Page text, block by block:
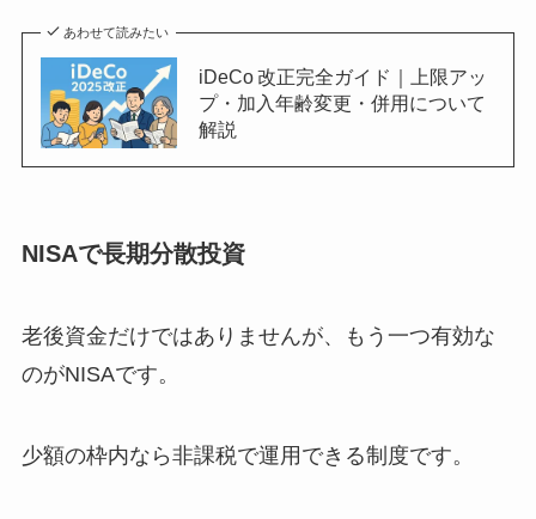
あわせて読みたい
iDeCo 改正完全ガイド｜上限アッ
プ・加入年齢変更・併用について
解説
NISAで長期分散投資
老後資金だけではありませんが、もう一つ有効な
のがNISAです。
少額の枠内なら非課税で運用できる制度です。